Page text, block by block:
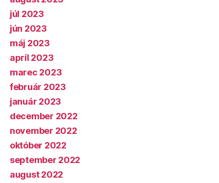
júl 2023
jún 2023
máj 2023
apríl 2023
marec 2023
február 2023
január 2023
december 2022
november 2022
október 2022
september 2022
august 2022